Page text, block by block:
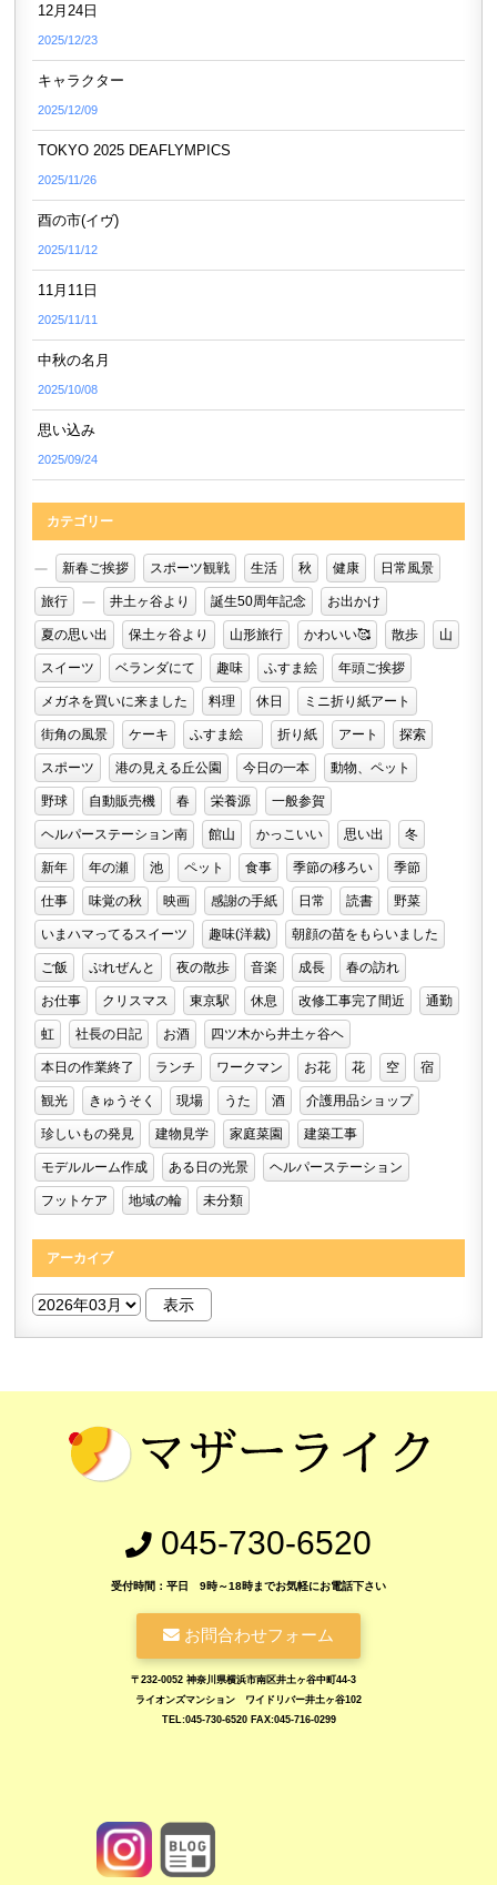
12月24日
2025/12/23
キャラクター
2025/12/09
TOKYO 2025 DEAFLYMPICS
2025/11/26
酉の市(イヴ)
2025/11/12
11月11日
2025/11/11
中秋の名月
2025/10/08
思い込み
2025/09/24
カテゴリー
新春ご挨拶 スポーツ観戦 生活 秋 健康 日常風景
旅行 井土ヶ谷より 誕生50周年記念 お出かけ
夏の思い出 保土ヶ谷より 山形旅行 かわいい🥰 散歩 山
スイーツ ベランダにて 趣味 ふすま絵 年頭ご挨拶
メガネを買いに来ました 料理 休日 ミニ折り紙アート
街角の風景 ケーキ ふすま絵 折り紙 アート 探索
スポーツ 港の見える丘公園 今日の一本 動物、ペット
野球 自動販売機 春 栄養源 一般参賀
ヘルパーステーション南 館山 かっこいい 思い出 冬
新年 年の瀬 池 ペット 食事 季節の移ろい 季節
仕事 味覚の秋 映画 感謝の手紙 日常 読書 野菜
いまハマってるスイーツ 趣味(洋裁) 朝顔の苗をもらいました
ご飯 ぷれぜんと 夜の散歩 音楽 成長 春の訪れ
お仕事 クリスマス 東京駅 休息 改修工事完了間近 通勤
虹 社長の日記 お酒 四ツ木から井土ヶ谷ヘ
本日の作業終了 ランチ ワークマン お花 花 空 宿
観光 きゅうそく 現場 うた 酒 介護用品ショップ
珍しいもの発見 建物見学 家庭菜園 建築工事
モデルルーム作成 ある日の光景 ヘルパーステーション
フットケア 地域の輪 未分類
アーカイブ
045-730-6520
受付時間：平日 9時～18時までお気軽にお電話下さい
お問合わせフォーム
〒232-0052 神奈川県横浜市南区井土ヶ谷中町44-3
ライオンズマンション ワイドリバー井土ヶ谷102
TEL:045-730-6520 FAX:045-716-0299